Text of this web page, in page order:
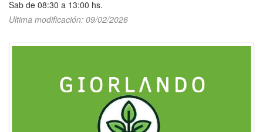
Sab de 08:30 a 13:00 hs.
Ultima modificación: 09/02/2026